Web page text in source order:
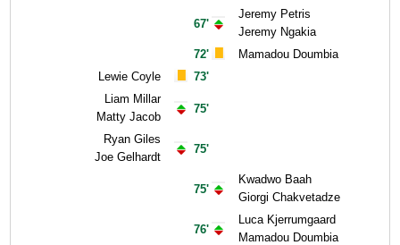
Lewie Coyle
Liam Millar
Matty Jacob
Ryan Giles
Joe Gelhardt
67'
72'
73'
75'
75'
75'
76'
Jeremy Petris
Jeremy Ngakia
Mamadou Doumbia
Kwadwo Baah
Giorgi Chakvetadze
Luca Kjerrumgaard
Mamadou Doumbia